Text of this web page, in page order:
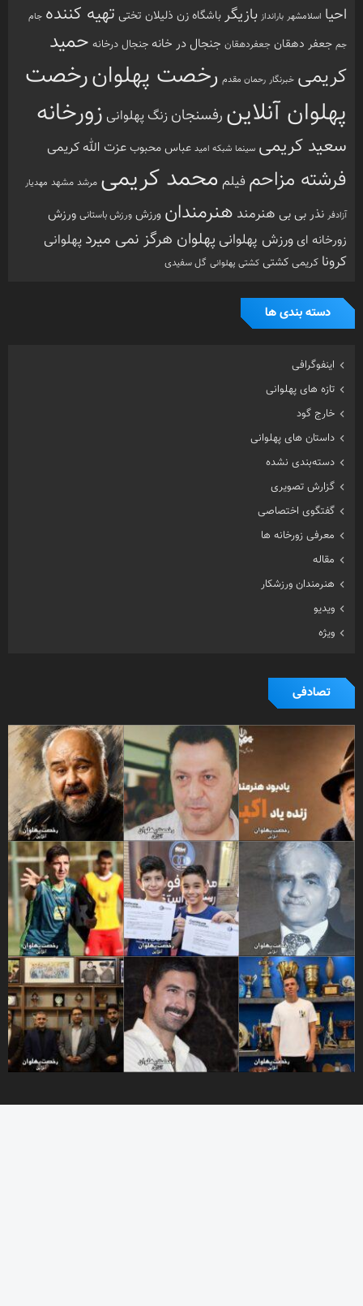
احیا اسلامشهر بارانداز بازیگرباشگاه زن ذلیلان تختی تهیه کننده جام
جم جعفر دهقان جعفردهقان جنجال در خانه جنجال درخانه حمید
کریمی خبرنگار رحمان مقدم رخصت پهلوانرخصت
پهلوان آنلاین رفسنجان زنگ پهلوانی زورخانه
سعید کریمی سینما شبکه امید عباس محبوبعزت الله کریمی
فرشته مزاحمفیلم محمد کریمی مرشد مشهد مهدیار
آزادفر نذر بی بی هنرمند هنرمندان ورزش ورزش باستانی ورزش
زورخانه ای ورزش پهلوانی پهلوان هرگز نمی میرد پهلوانی
کرونا کریمی کشتی کشتی پهلوانی گل سفیدی
دسته بندی ها
اینفوگرافی
تازه های پهلوانی
خارج گود
داستان های پهلوانی
دسته‌بندی نشده
گزارش تصویری
گفتگوی اختصاصی
معرفی زورخانه ها
مقاله
هنرمندان ورزشکار
ویدیو
ویژه
تصادفی